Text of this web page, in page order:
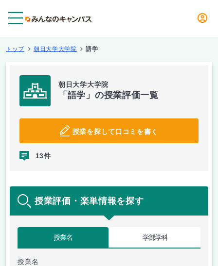
トップ 朝日大学大学院 語学
朝日大学大学院
「語学」の授業評価一覧
授業を探して口コミを書く
13件
授業評価・楽単情報を探す
授業名 学部学科
授業名